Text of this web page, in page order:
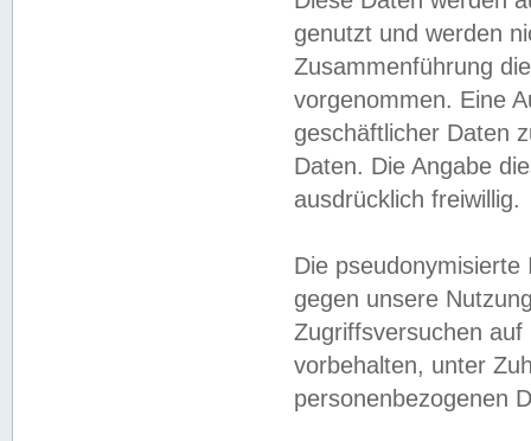
genutzt und werden
Zusammenführung
vorgenommen. Eine
geschäftlicher Daten
Daten. Die Angabe
ausdrücklich freiwillig.
Die
gegen unsere
Zugriffsversuchen
vorbehalten, unter
personenbezogenen